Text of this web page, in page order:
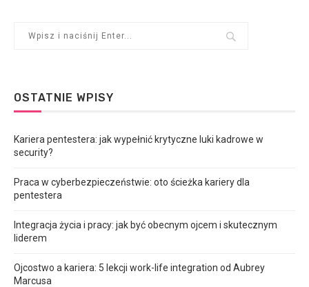
OSTATNIE WPISY
Kariera pentestera: jak wypełnić krytyczne luki kadrowe w
security?
Praca w cyberbezpieczeństwie: oto ścieżka kariery dla
pentestera
Integracja życia i pracy: jak być obecnym ojcem i skutecznym
liderem
Ojcostwo a kariera: 5 lekcji work-life integration od Aubrey
Marcusa